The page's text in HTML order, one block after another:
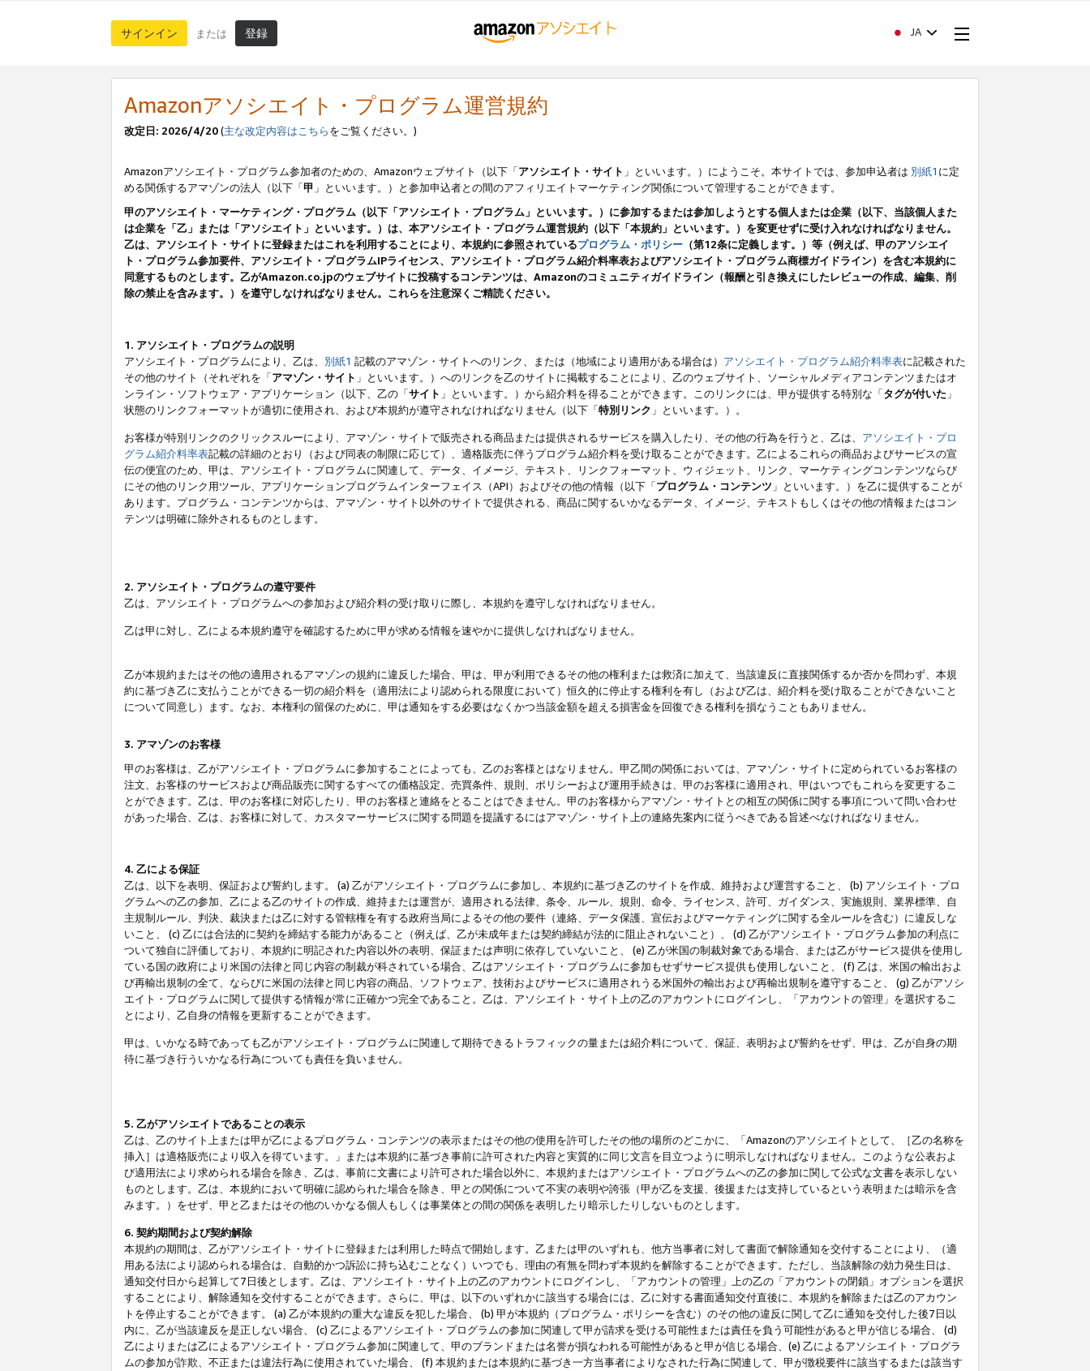
サインイン または 登録 JA
Amazonアソシエイト・プログラム運営規約
改定日: 2026/4/20(主な改定内容はこちらをご覧ください。)
Amazonアソシエイト・プログラム参加者のための、Amazonウェブサイト（以下「アソシエイト・サイト 」といいます。）にようこそ。本サイトでは、参加申込者は 別紙1 に定
める関係するアマゾンの法人（以下「甲 」といいます。）と参加申込者との間のアフィリエイトマーケティング関係について管理することができます。
甲のアソシエイト・マーケティング・プログラム（以下「アソシエイト・プログラム」といいます。）に参加するまたは参加しようとする個人または企業（以下、当該個人また
は企業を「乙」または「アソシエイト」といいます。）は、本アソシエイト・プログラム運営規約（以下「本規約」といいます。）を変更せずに受け入れなければなりません。
乙は、アソシエイト・サイトに登録またはこれを利用することにより、本規約に参照されているプログラム・ポリシー （第12条に定義します。）等（例えば、甲のアソシエイ
ト・プログラム参加要件、アソシエイト・プログラムIPライセンス、アソシエイト・プログラム紹介料率表およびアソシエイト・プログラム商標ガイドライン）を含む本規約に
同意するものとします。乙がAmazon.co.jpのウェブサイトに投稿するコンテンツは、Amazonのコミュニティガイドライン（報酬と引き換えにしたレビューの作成、編集、削
除の禁止を含みます。）を遵守しなければなりません。これらを注意深くご精読ください。
1. アソシエイト・プログラムの説明
アソシエイト・プログラムにより、乙は、 別紙1 記載のアマゾン・サイトへのリンク、または（地域により適用がある場合は） アソシエイト・プログラム紹介料率表に記載された
その他のサイト（それぞれを「アマゾン・サイト 」といいます。）へのリンクを乙のサイトに掲載することにより、乙のウェブサイト、ソーシャルメディアコンテンツまたはオ
ンライン・ソフトウェア・アプリケーション（以下、乙の「サイト 」といいます。）から紹介料を得ることができます。このリンクには、甲が提供する特別な「タグが付いた 」
状態のリンクフォーマットが適切に使用され、および本規約が遵守されなければなりません（以下「特別リンク 」といいます。）。
お客様が特別リンクのクリックスルーにより、アマゾン・サイトで販売される商品または提供されるサービスを購入したり、その他の行為を行うと、乙は、 アソシエイト・プロ
グラム紹介料率表記載の詳細のとおり（および同表の制限に応じて）、適格販売に伴うプログラム紹介料を受け取ることができます。乙によるこれらの商品およびサービスの宣
伝の便宜のため、甲は、アソシエイト・プログラムに関連して、データ、イメージ、テキスト、リンクフォーマット、ウィジェット、リンク、マーケティングコンテンツならび
にその他のリンク用ツール、アプリケーションプログラムインターフェイス（API）およびその他の情報（以下「プログラム・コンテンツ 」といいます。）を乙に提供することが
あります。プログラム・コンテンツからは、アマゾン・サイト以外のサイトで提供される、商品に関するいかなるデータ、イメージ、テキストもしくはその他の情報またはコン
テンツは明確に除外されるものとします。
2. アソシエイト・プログラムの遵守要件
乙は、アソシエイト・プログラムへの参加および紹介料の受け取りに際し、本規約を遵守しなければなりません。
乙は甲に対し、乙による本規約遵守を確認するために甲が求める情報を速やかに提供しなければなりません。
乙が本規約またはその他の適用されるアマゾンの規約に違反した場合、甲は、甲が利用できるその他の権利または救済に加えて、当該違反に直接関係するか否かを問わず、本規
約に基づき乙に支払うことができる一切の紹介料を（適用法により認められる限度において）恒久的に停止する権利を有し（および乙は、紹介料を受け取ることができないこと
について同意し）ます。なお、本権利の留保のために、甲は通知をする必要はなくかつ当該金額を超える損害金を回復できる権利を損なうこともありません。
3. アマゾンのお客様
甲のお客様は、乙がアソシエイト・プログラムに参加することによっても、乙のお客様とはなりません。甲乙間の関係においては、アマゾン・サイトに定められているお客様の
注文、お客様のサービスおよび商品販売に関するすべての価格設定、売買条件、規則、ポリシーおよび運用手続きは、甲のお客様に適用され、甲はいつでもこれらを変更するこ
とができます。乙は、甲のお客様に対応したり、甲のお客様と連絡をとることはできません。甲のお客様からアマゾン・サイトとの相互の関係に関する事項について問い合わせ
があった場合、乙は、お客様に対して、カスタマーサービスに関する問題を提議するにはアマゾン・サイト上の連絡先案内に従うべきである旨述べなければなりません。
4. 乙による保証
乙は、以下を表明、保証および誓約します。 (a) 乙がアソシエイト・プログラムに参加し、本規約に基づき乙のサイトを作成、維持および運営すること、 (b) アソシエイト・プロ
グラムへの乙の参加、乙による乙のサイトの作成、維持または運営が、適用される法律、条令、ルール、規則、命令、ライセンス、許可、ガイダンス、実施規則、業界標準、自
主規制ルール、判決、裁決または乙に対する管轄権を有する政府当局によるその他の要件（連絡、データ保護、宣伝およびマーケティングに関する全ルールを含む）に違反しな
いこと、 (c) 乙には合法的に契約を締結する能力があること（例えば、乙が未成年または契約締結が法的に阻止されないこと）、 (d) 乙がアソシエイト・プログラム参加の利点に
ついて独自に評価しており、本規約に明記された内容以外の表明、保証または声明に依存していないこと、 (e) 乙が米国の制裁対象である場合、または乙がサービス提供を使用し
ている国の政府により米国の法律と同じ内容の制裁が科されている場合、乙はアソシエイト・プログラムに参加もせずサービス提供も使用しないこと、 (f) 乙は、米国の輸出およ
び再輸出規制の全て、ならびに米国の法律と同じ内容の商品、ソフトウェア、技術およびサービスに適用されうる米国外の輸出および再輸出規制を遵守すること、 (g) 乙がアソシ
エイト・プログラムに関して提供する情報が常に正確かつ完全であること。乙は、アソシエイト・サイト上の乙のアカウントにログインし、「アカウントの管理」を選択するこ
とにより、乙自身の情報を更新することができます。
甲は、いかなる時であっても乙がアソシエイト・プログラムに関連して期待できるトラフィックの量または紹介料について、保証、表明および誓約をせず、甲は、乙が自身の期
待に基づき行ういかなる行為についても責任を負いません。
5. 乙がアソシエイトであることの表示
乙は、乙のサイト上または甲が乙によるプログラム・コンテンツの表示またはその他の使用を許可したその他の場所のどこかに、「Amazonのアソシエイトとして、［乙の名称を
挿入］は適格販売により収入を得ています。」または本規約に基づき事前に許可された内容と実質的に同じ文言を目立つように明示しなければなりません。このような公表およ
び適用法により求められる場合を除き、乙は、事前に文書により許可された場合以外に、本規約またはアソシエイト・プログラムへの乙の参加に関して公式な文書を表示しない
ものとします。乙は、本規約において明確に認められた場合を除き、甲との関係について不実の表明や誇張（甲が乙を支援、後援または支持しているという表明または暗示を含
みます。）をせず、甲と乙またはその他のいかなる個人もしくは事業体との間の関係を表明したり暗示したりしないものとします。
6. 契約期間および契約解除
本規約の期間は、乙がアソシエイト・サイトに登録または利用した時点で開始します。乙または甲のいずれも、他方当事者に対して書面で解除通知を交付することにより、（適
用ある法により認められる場合は、自動的かつ訴訟に持ち込むことなく）いつでも、理由の有無を問わず本規約を解除することができます。ただし、当該解除の効力発生日は、
通知交付日から起算して7日後とします。乙は、アソシエイト・サイト上の乙のアカウントにログインし、「アカウントの管理」上の乙の「アカウントの閉鎖」オプションを選択
することにより、解除通知を交付することができます。さらに、甲は、以下のいずれかに該当する場合には、乙に対する書面通知交付直後に、本規約を解除または乙のアカウン
トを停止することができます。 (a) 乙が本規約の重大な違反を犯した場合、 (b) 甲が本規約（プログラム・ポリシーを含む）のその他の違反に関して乙に通知を交付した後7日以
内に、乙が当該違反を是正しない場合、 (c) 乙によるアソシエイト・プログラムの参加に関連して甲が請求を受ける可能性または責任を負う可能性があると甲が信じる場合、 (d)
乙によりまたは乙によるアソシエイト・プログラム参加に関連して、甲のブランドまたは名誉が損なわれる可能性があると甲が信じる場合、(e) 乙によるアソシエイト・プログラ
ムの参加が詐欺、不正または違法行為に使用されていた場合、 (f) 本規約または本規約に基づき一方当事者によりなされた行為に関連して、甲が徴税要件に該当するまたは該当す